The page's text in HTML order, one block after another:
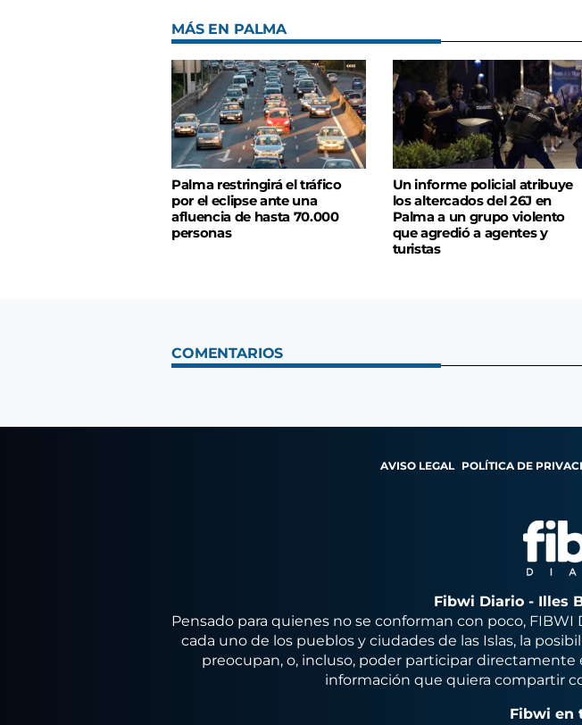
MÁS EN PALMA
Palma restringirá el tráfico
por el eclipse ante una
afluencia de hasta 70.000
personas
Un informe policial atribuye
los altercados del 26J en
Palma a un grupo violento
que agredió a agentes y
turistas
COMENTARIOS
AVISO LEGAL POLÍTICA DE
Fibwi Diario - Illes
Pensado para quienes no se conforman con poco,
cada uno de los pueblos y ciudades de las Islas, la
preocupan, o, incluso, poder participar directamente
información que quiera compartir
Fibwi en